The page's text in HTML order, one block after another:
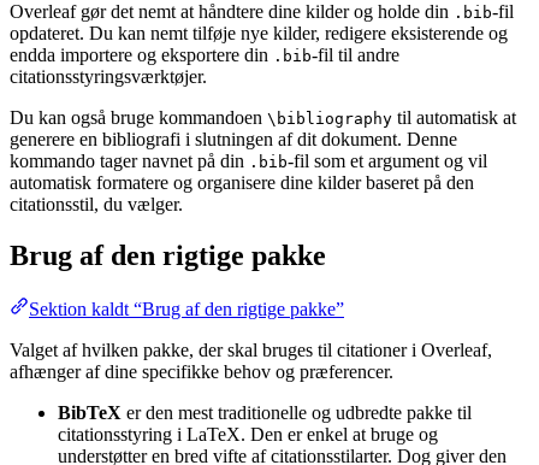
Overleaf gør det nemt at håndtere dine kilder og holde din .bib-fil
opdateret. Du kan nemt tilføje nye kilder, redigere eksisterende og
endda importere og eksportere din .bib-fil til andre
citationsstyringsværktøjer.
Du kan også bruge kommandoen \bibliography til automatisk at
generere en bibliografi i slutningen af dit dokument. Denne
kommando tager navnet på din .bib-fil som et argument og vil
automatisk formatere og organisere dine kilder baseret på den
citationsstil, du vælger.
Brug af den rigtige pakke
Sektion kaldt “Brug af den rigtige pakke”
Valget af hvilken pakke, der skal bruges til citationer i Overleaf,
afhænger af dine specifikke behov og præferencer.
BibTeX er den mest traditionelle og udbredte pakke til
citationsstyring i LaTeX. Den er enkel at bruge og
understøtter en bred vifte af citationsstilarter. Dog giver den